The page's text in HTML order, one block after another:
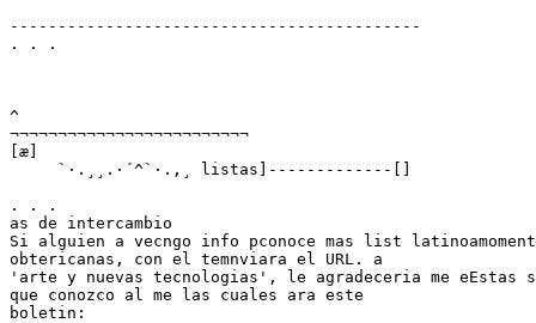
-------------------------------------------
. . .
^
¬¬¬¬¬¬¬¬¬¬¬¬¬¬¬¬¬¬¬¬¬¬¬¬¬
[æ]
     `·.¸¸.·´^`·.,¸ listas]-------------[]
. . .
as de intercambio
Si alguien a vecngo info pconoce mas list
obtericanas, con el temnviara el URL. a
'arte y nuevas tecnologias', le agradeceria me eEstas
que conozco al me las cuales ara este
boletin: